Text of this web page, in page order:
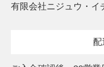
有限会社ニジュウ・イ
配